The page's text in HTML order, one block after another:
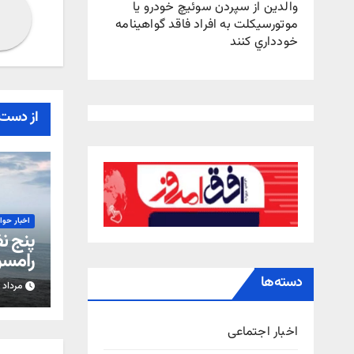
والدين از سپردن سوئيچ خودرو يا
موتورسيکلت به افراد فاقد گواهينامه
خودداري کنند
دسته‌ها
اخبار اجتماعی
از
اخبار
پنج
مرداد ۱۴, ۱۴۰۵